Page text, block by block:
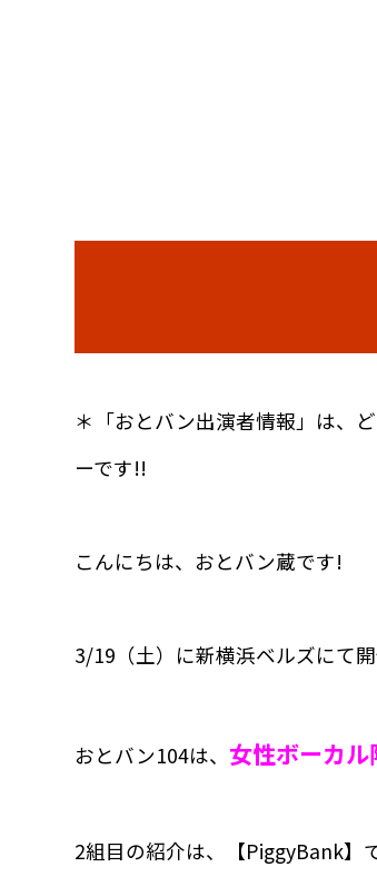
＊「おとバン出演者情報」は、
ーです!!
こんにちは、おとバン蔵です!
3/19（土）に新横浜ベルズにて
おとバン104は、 女性ボーカル
2組目の紹介は、【PiggyBank】